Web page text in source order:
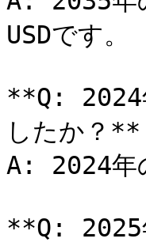
USDです。
**Q: 2024
したか？**
A: 2024年
**Q: 2025